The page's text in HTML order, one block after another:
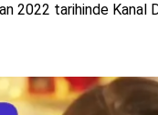
2022 tarihinde